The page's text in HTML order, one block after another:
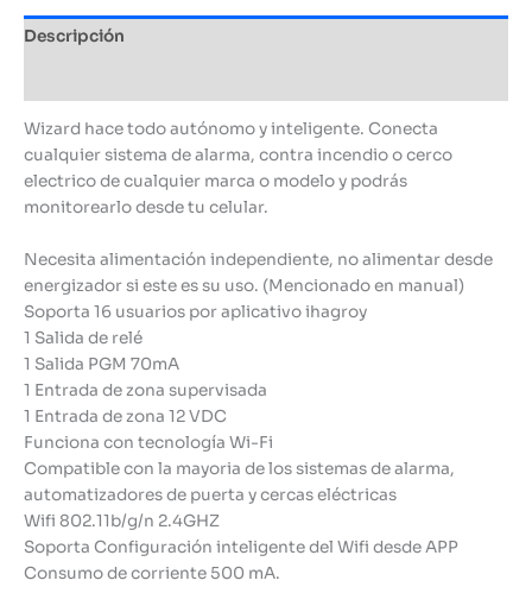
Descripción
Wizard hace todo autónomo y inteligente. Conecta
cualquier sistema de alarma, contra incendio o cerco
electrico de cualquier marca o modelo y podrás
monitorearlo desde tu celular.
Necesita alimentación independiente, no alimentar desde
energizador si este es su uso. (Mencionado en manual)
Soporta 16 usuarios por aplicativo ihagroy
1 Salida de relé
1 Salida PGM 70mA
1 Entrada de zona supervisada
1 Entrada de zona 12 VDC
Funciona con tecnología Wi-Fi
Compatible con la mayoria de los sistemas de alarma,
automatizadores de puerta y cercas eléctricas
Wifi 802.11b/g/n 2.4GHZ
Soporta Configuración inteligente del Wifi desde APP
Consumo de corriente 500 mA.